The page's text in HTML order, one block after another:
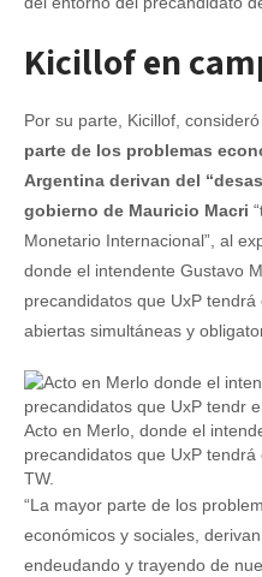
Kicillof en
Por su parte, Kicillof,
parte de los problemas
Argentina derivan del
gobierno de Mauricio Macri
Monetario Internacional”, al
donde el intendente Gustavo
precandidatos que UxP
abiertas simultáneas y
Acto en Merlo, donde el
precandidatos que UxP
TW.
“La mayor parte de los
económicos y sociales,
endeudando y trayendo de